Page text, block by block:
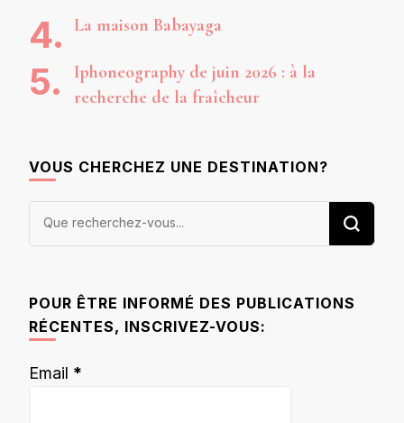
La maison Babayaga
Iphoneography de juin 2026 : à la
recherche de la fraîcheur
VOUS CHERCHEZ UNE DESTINATION?
Vous
POUR ÊTRE INFORMÉ DES PUBLICATIONS
RÉCENTES, INSCRIVEZ-VOUS:
Email *